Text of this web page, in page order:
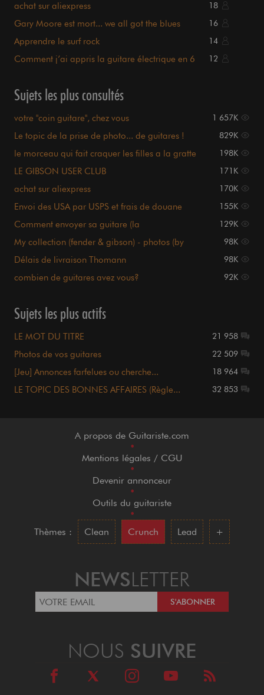
achat sur aliexpress 18
Gary Moore est mort... we all got the blues 16
Apprendre le surf rock 14
Comment j’ai appris la guitare électrique en 6
12
Sujets les plus consultés
votre "coin guitare", chez vous 1 657K
Le topic de la prise de photo... de guitares ! 829K
le morceau qui fait craquer les filles a la gratte 198K
LE GIBSON USER CLUB 171K
achat sur aliexpress 170K
Envoi des USA par USPS et frais de douane 155K
Comment envoyer sa guitare (la
129K
My collection (fender & gibson) - photos (by
98K
Délais de livraison Thomann 98K
combien de guitares avez vous? 92K
Sujets les plus actifs
LE MOT DU TITRE 21 958
Photos de vos guitares 22 509
[Jeu] Annonces farfelues ou cherche... 18 964
LE TOPIC DES BONNES AFFAIRES (Règle... 32 853
A propos de Guitariste.com
•
Mentions légales / CGU
•
Devenir annonceur
•
Outils du guitariste
•
Thèmes :
Clean Crunch Lead +
NEWSLETTER
NOUS SUIVRE